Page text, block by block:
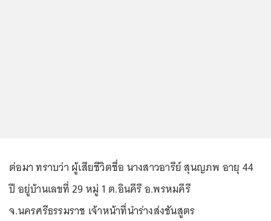
ต่อมา ทราบว่า ผู้เสียชีวิตชื่อ นางสาวอารีย์ สุนญภพ อายุ 44
ปี อยู่บ้านเลขที่ 29 หมู่ 1 ต.อินคีรี อ.พรหมคีรี
จ.นครศรีธรรมราช เจ้าหน้าที่นำร่างส่งชันสูตร